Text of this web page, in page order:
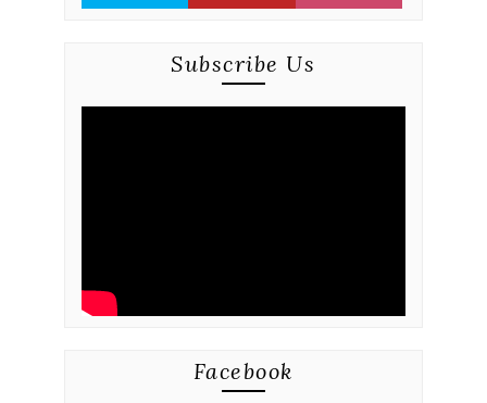
Subscribe Us
Facebook